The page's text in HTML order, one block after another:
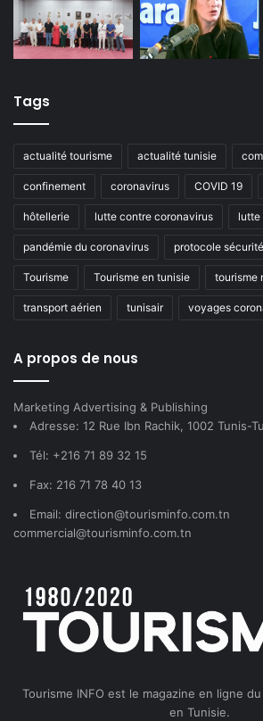
Tags
actualité tourisme actualité tunisie
confinement coronavirus COVID 19
hôtellerie lutte contre coronavirus lutte
pandémie du coronavirus protocole
Tourisme Tourisme en tunisie tourisme
transport aérien tunisair voyages
A propos de nous
Marketing Advertising & Publishing
Adresse: 12 Rue Ibn Rachik, 1002 Tunis-
Tél: +216 71 89 32 15
Fax: 216 71 78 40 13
Email: direction@tourisminfo.com.tn
commercial@tourisminfo.com.tn
Tourisme INFO est le magazine en ligne
en Tunisie.